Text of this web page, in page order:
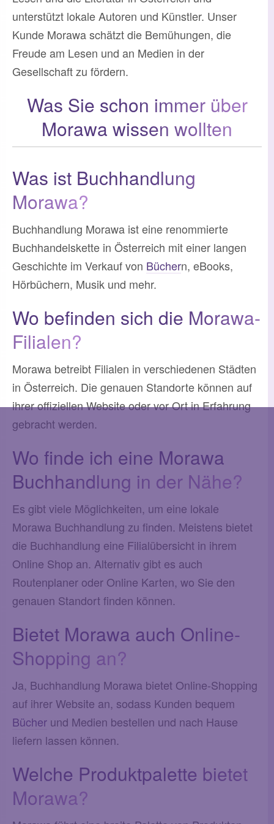
unterstützt lokale Autoren und Künstler. Unser
Kunde Morawa schätzt die Bemühungen, die
Freude am Lesen und an Medien in der
Gesellschaft zu fördern.
Was Sie schon immer über
Morawa wissen wollten
Was ist Buchhandlung
Morawa?
Buchhandlung Morawa ist eine renommierte
Buchhandelskette in Österreich mit einer langen
Geschichte im Verkauf von Büchern, eBooks,
Hörbüchern, Musik und mehr.
Wo befinden sich die Morawa-
Filialen?
Morawa betreibt Filialen in verschiedenen Städten
in Österreich. Die genauen Standorte können auf
ihrer offiziellen Website oder vor Ort in Erfahrung
gebracht werden.
Wo finde ich eine Morawa
Buchhandlung in der Nähe?
Es gibt viele Möglichkeiten, um eine lokale
Morawa Buchhandlung zu finden. Meistens bietet
die Buchhandlung eine Filialübersicht in ihrem
Online Shop an. Alternativ gibt es auch
Routenplaner oder Online Karten, wo Sie den
genauen Standort finden können.
Bietet Morawa auch Online-
Shopping an?
Ja, Buchhandlung Morawa bietet Online-Shopping
auf ihrer Website an, sodass Kunden bequem
Bücher und Medien bestellen und nach Hause
liefern lassen können.
Welche Produktpalette bietet
Morawa?